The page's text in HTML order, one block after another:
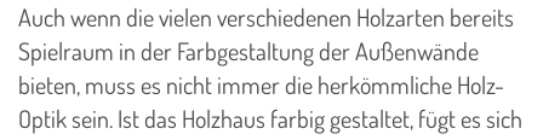
Auch wenn die vielen verschiedenen Holzarten bereits
Spielraum in der Farbgestaltung der Außenwände
bieten, muss es nicht immer die herkömmliche Holz-
Optik sein. Ist das Holzhaus farbig gestaltet, fügt es sich